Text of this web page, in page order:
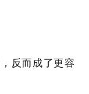
反而成了更容